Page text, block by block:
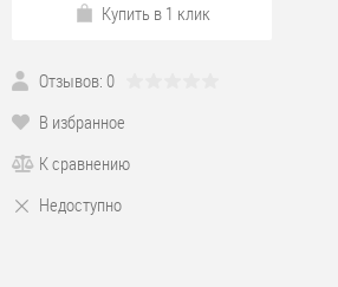
Купить в 1 клик
Отзывов: 0
В избранное
К сравнению
Недоступно